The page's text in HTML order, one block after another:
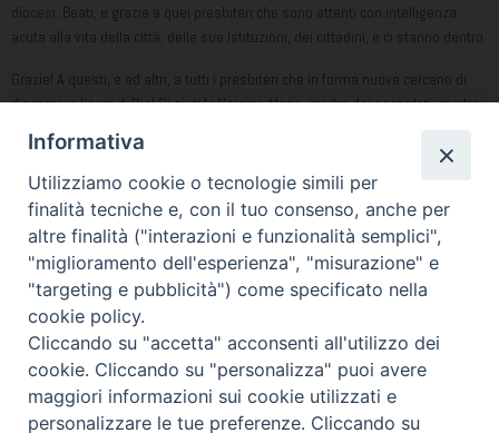
diocesi. Beati, e grazie a quei presbiteri che sono attenti con intelligenza
acuta alla vita della città, delle sue Istituzioni, dei cittadini, e ci stanno dentro.
Grazie! A questi, e ad altri, a tutti i presbiteri che in forma nuova cercano di
discernere l’oggi di Dio! Ci aiuti la Vergine Maria, madre dei sacerdoti, madre
dell’unità della Chiesa, madre di tutti noi!
Antonio, vescovo
Condividi…
Omelia Messa Crismale 2023
Informativa
Utilizziamo cookie o tecnologie simili per
finalità tecniche e, con il tuo consenso, anche per
altre finalità ("interazioni e funzionalità semplici",
"miglioramento dell'esperienza", "misurazione" e
"targeting e pubblicità") come specificato nella
cookie policy.
Cliccando su "accetta" acconsenti all'utilizzo dei
cookie. Cliccando su "personalizza" puoi avere
maggiori informazioni sui cookie utilizzati e
personalizzare le tue preferenze. Cliccando su